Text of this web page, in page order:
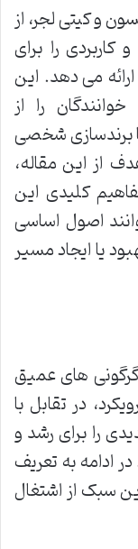
و کیتی لجر، از
را برای
می دهد. این
خوانندگان را از
برندسازی شخصی
از این مقاله،
کلیدی این
اصول اساسی
یا ایجاد مسیر
های عمیق
در تقابل با
را برای رشد و
ادامه به تعریف
سبک از اشتغال